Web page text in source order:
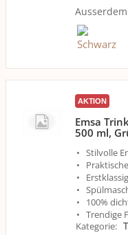
AKTION
Emsa
500 ml,
Stilvolle
100%
Trendige
Kategorie: